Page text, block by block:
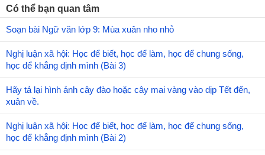
Có thể bạn quan tâm
Soạn bài Ngữ văn lớp 9: Mùa xuân nho nhỏ
Nghị luận xã hội: Học để biết, học để làm, học để chung sống,
học để khẳng định mình (Bài 3)
Hãy tả lại hình ảnh cây đào hoặc cây mai vàng vào dịp Tết đến,
xuân về.
Nghị luận xã hội: Học để biết, học để làm, học để chung sống,
học để khẳng định mình (Bài 2)